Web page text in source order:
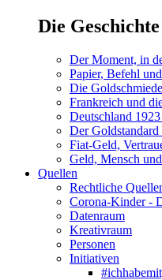
Die
Der Moment, in
Papier, Befehl
Die
Frankreich und
Deutschland
Der
Fiat-Geld,
Geld, Mensch
Quellen
Rechtliche
Corona-Kinder -
Datenraum
Kreativraum
Personen
Initiativen